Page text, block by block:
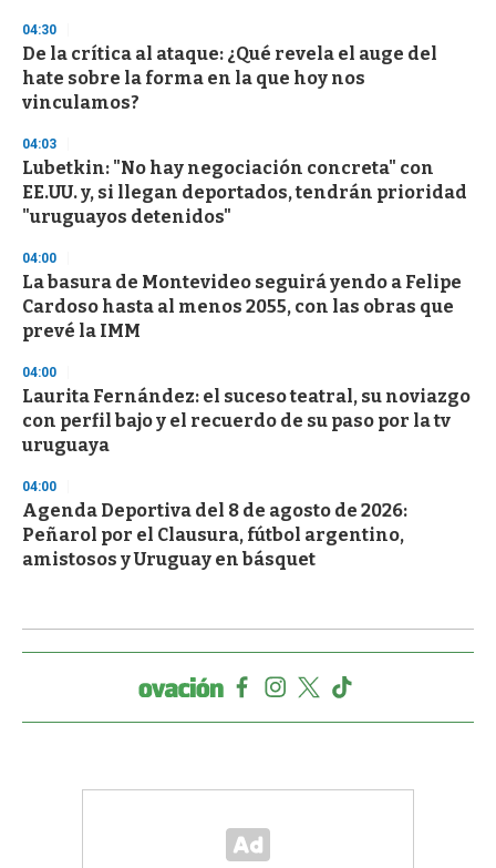
04:30
De la crítica al ataque: ¿Qué revela el auge del
hate sobre la forma en la que hoy nos
vinculamos?
04:03
Lubetkin: "No hay negociación concreta" con
EE.UU. y, si llegan deportados, tendrán prioridad
"uruguayos detenidos"
04:00
La basura de Montevideo seguirá yendo a Felipe
Cardoso hasta al menos 2055, con las obras que
prevé la IMM
04:00
Laurita Fernández: el suceso teatral, su noviazgo
con perfil bajo y el recuerdo de su paso por la tv
uruguaya
04:00
Agenda Deportiva del 8 de agosto de 2026:
Peñarol por el Clausura, fútbol argentino,
amistosos y Uruguay en básquet